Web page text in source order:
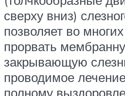
сверху вниз)
позволяет во
прорвать
закрывающую
проводимое
полному